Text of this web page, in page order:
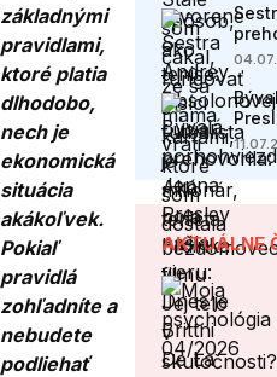
základnými
pravidlami,
ktoré platia
dlhodobo,
nech je
ekonomická
situácia
akákoľvek.
Pokiaľ
pravidlá
zohľadníte a
nebudete
podliehať
AKTUÁLNE